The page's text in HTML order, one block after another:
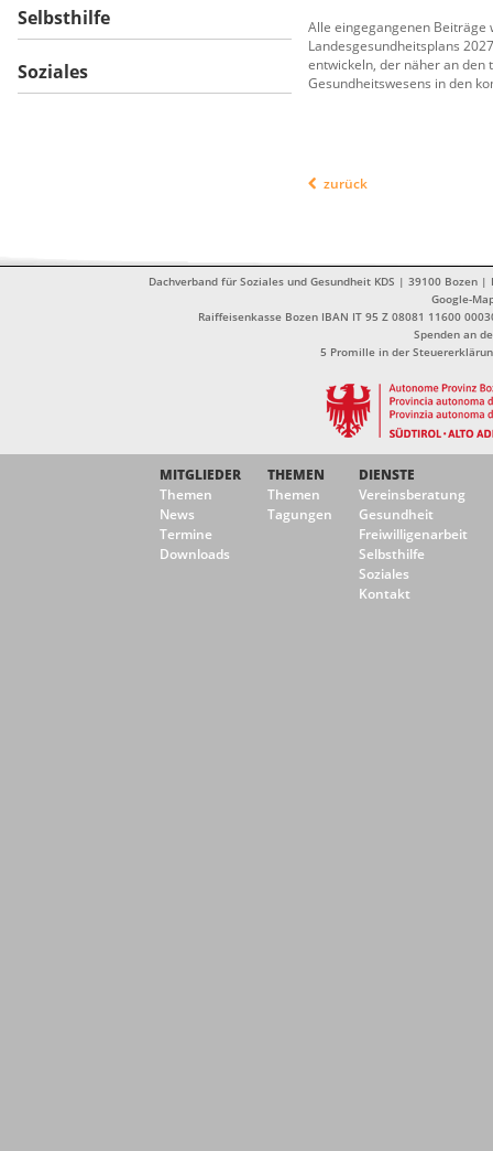
Selbsthilfe
Soziales
Alle eingegangenen
Landesgesundheitsplans
entwickeln, der näher an den
Gesundheitswesens in den
zurück
Dachverband für Soziales und Gesundheit KDS | 39100
Google-
Raiffeisenkasse Bozen IBAN IT 95 Z 08081 11600
Spenden an
5 Promille in der
MITGLIEDER
Themen
News
Termine
Downloads
THEMEN
Themen
Tagungen
DIENSTE
Vereinsberatung
Gesundheit
Freiwilligenarbeit
Selbsthilfe
Soziales
Kontakt